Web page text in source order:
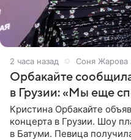
2 часа назад Соня Жарова
Орбакайте
в Грузии: «Мы еще
Кристина Орбакайте
концерта в Грузии. Шоу
в Батуми. Певица